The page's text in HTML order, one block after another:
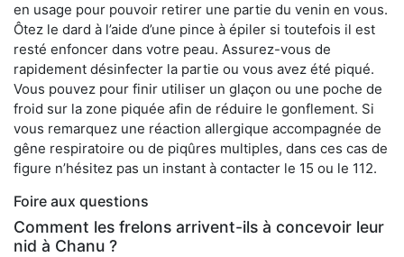
en usage pour pouvoir retirer une partie du venin en vous.
Ôtez le dard à l’aide d’une pince à épiler si toutefois il est
resté enfoncer dans votre peau. Assurez-vous de
rapidement désinfecter la partie ou vous avez été piqué.
Vous pouvez pour finir utiliser un glaçon ou une poche de
froid sur la zone piquée afin de réduire le gonflement. Si
vous remarquez une réaction allergique accompagnée de
gêne respiratoire ou de piqûres multiples, dans ces cas de
figure n’hésitez pas un instant à contacter le 15 ou le 112.
Foire aux questions
Comment les frelons arrivent-ils à concevoir leur
nid à Chanu ?